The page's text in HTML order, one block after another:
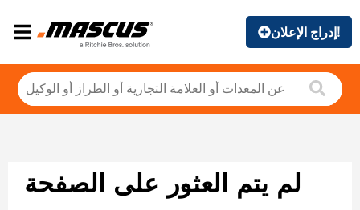
إدراج الإعلان!
لم يتم العثور على الصفحة